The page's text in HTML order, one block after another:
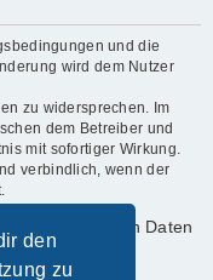
den
zu
und die
wird dem Nutzer
zu widersprechen. Im
dem Betreiber und
mit sofortiger Wirkung.
verbindlich, wenn der
persönlichen Daten